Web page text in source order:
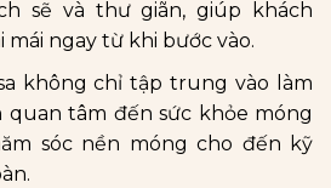
sẽ và thư giãn, giúp khách
mái ngay từ khi bước vào.
không chỉ tập trung vào làm
quan tâm đến sức khỏe móng
sóc nền móng cho đến kỹ